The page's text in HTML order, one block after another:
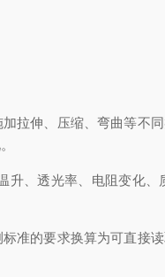
伸、压缩、弯曲等不
透光率、电阻变化、
的要求换算为可直接